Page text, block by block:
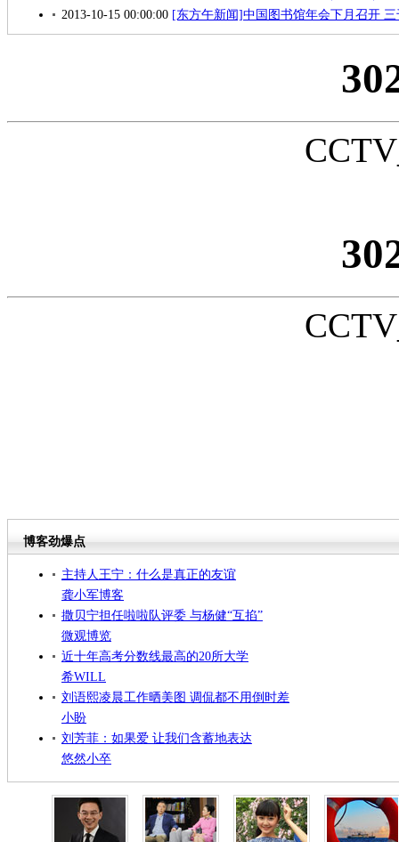
2013-10-15 00:00:00 [东方午新闻]中国图书馆年会下月召开
博客劲爆点
主持人王宁：什么是真正的友谊
龚小军博客
撒贝宁担任啦啦队评委 与杨健“互掐”
微观博览
近十年高考分数线最高的20所大学
希WILL
刘语熙凌晨工作晒美图 调侃都不用倒时差
小盼
刘芳菲：如果爱 让我们含蓄地表达
悠然小卒